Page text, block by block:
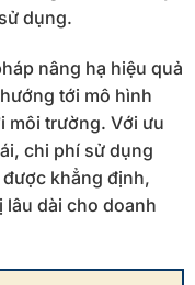
dụng.
nâng hạ hiệu quả
tới mô hình
môi trường. Với ưu
chi phí sử dụng
khẳng định,
lâu dài cho doanh